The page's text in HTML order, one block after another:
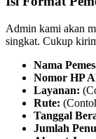
Admin kami akan
singkat. Cukup
Nama
Nomor HP
Layanan:
Rute:
Tanggal
Jumlah